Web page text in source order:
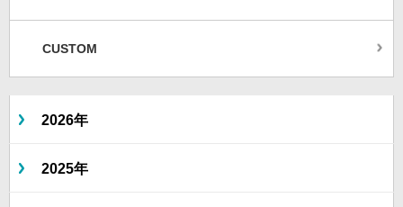
CUSTOM
2026年
2025年